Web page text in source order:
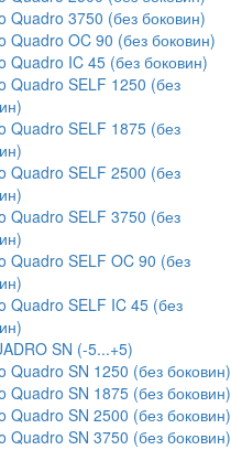
Quadro 3750 (без боковин)
Quadro OC 90 (без боковин)
Quadro IC 45 (без боковин)
Quadro SELF 1250 (без
Quadro SELF 1875 (без
Quadro SELF 2500 (без
Quadro SELF 3750 (без
Quadro SELF OC 90 (без
Quadro SELF IC 45 (без
SN (-5...+5)
Quadro SN 1250 (без боковин)
Quadro SN 1875 (без боковин)
Quadro SN 2500 (без боковин)
Quadro SN 3750 (без боковин)